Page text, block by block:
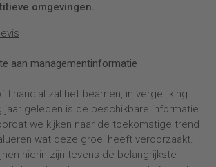
omgevingen.
aan managementinformatie
financial zal het beamen, in vergelijking
jaar geleden is de beschikbare informatie
we kijken naar de toekomstige trend
wat deze groei heeft veroorzaakt.
hierin zijn tevens de belangrijkste